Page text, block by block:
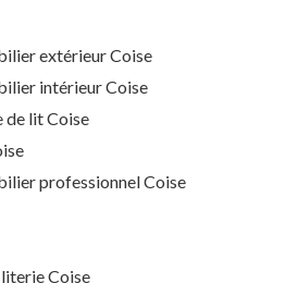
extérieur Coise
intérieur Coise
de lit Coise
professionnel Coise
Coise